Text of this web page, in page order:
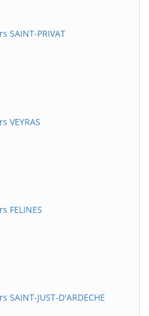
SAINT-PRIVAT
VEYRAS
FELINES
JUST-D'ARDECHE